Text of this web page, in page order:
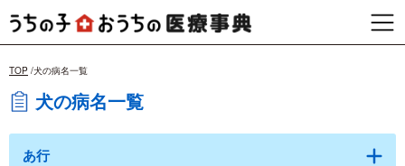
TOP 犬の病名一覧
犬の病名一覧
あ行